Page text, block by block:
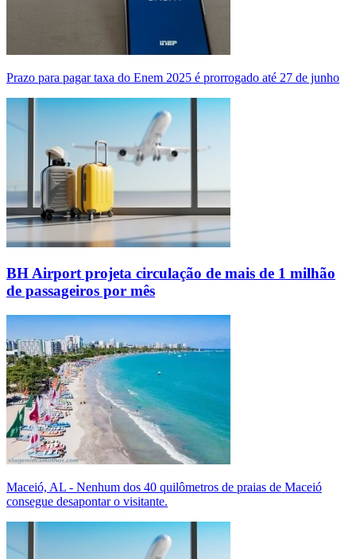
Prazo para pagar taxa do Enem 2025 é prorrogado até 27 de junho
BH Airport projeta circulação de mais de 1 milhão
de passageiros por mês
Maceió, AL - Nenhum dos 40 quilômetros de praias de Maceió
consegue desapontar o visitante.